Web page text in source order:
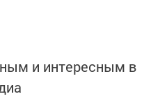
и интересным в